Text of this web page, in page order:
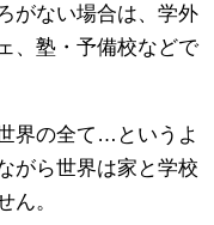
がない場合は、学外
、塾・予備校などで
界の全て…というよ
がら世界は家と学校
ん。